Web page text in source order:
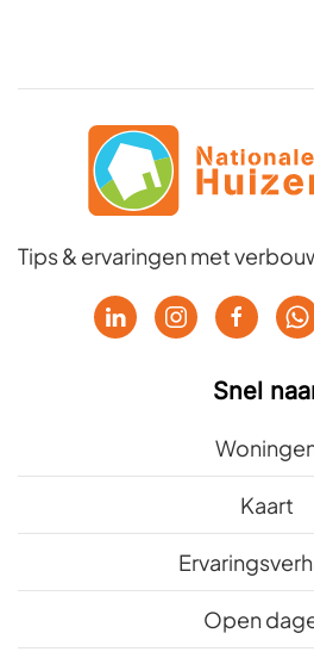
Tips & ervaringen met
Snel
Kaart
Open